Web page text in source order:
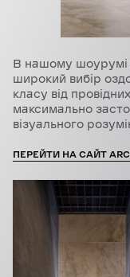
В нашому шоурумі
широкий вибір
класу від
максимально
візуального
ПЕРЕЙТИ НА САЙТ